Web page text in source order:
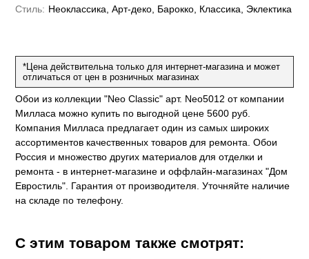
Стромболи
Спектрум Плюс
Гави
Спектрум Про
Пальмария
Спектрум Бокс
Спектрум Бум
Бергги
Бриджида
Четыре сезона
Джорджио
Mainz
Чезара
Палаззо
Карназза
Биги
Kumano
Loft Superior
City Glow
Boho
Shades
Citi Glam
Empire
Rasch
Chatelaine
Riva
Salsa
Florentine III
Grandeco
Prisma
La Storia
La Storia 2
Wiganford
Lunman
Crystal
Du&Ka
Prestige
Linen
Natura
Стиль: Неоклассика, Арт-деко, Барокко, Классика, Эклектика
*Цена действительна только для интернет-магазина и может
отличаться от цен в розничных магазинах
Обои из коллекции "Neo Classic" арт. Neo5012 от компании
Милласа можно купить по выгодной цене 5600 руб.
Компания Милласа предлагает один из самых широких
ассортиментов качественных товаров для ремонта. Обои
Россия и множество других материалов для отделки и
ремонта - в интернет-магазине и оффлайн-магазинах "Дом
Евростиль". Гарантия от производителя. Уточняйте наличие
на складе по телефону.
С этим товаром также смотрят: